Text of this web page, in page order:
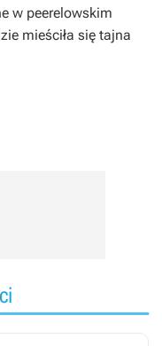
w peerelowskim
mieściła się tajna